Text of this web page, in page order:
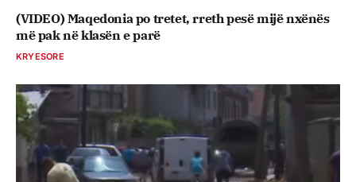
(VIDEO) Maqedonia po tretet, rreth pesë mijë nxënës
më pak në klasën e parë
KRYESORE